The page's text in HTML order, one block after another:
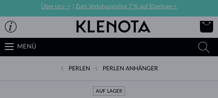
Über uns -> Zum Verlobungsring 7 % auf Eheringe->
MENÜ
PERLEN PERLEN ANHÄNGER
AUF LAGER